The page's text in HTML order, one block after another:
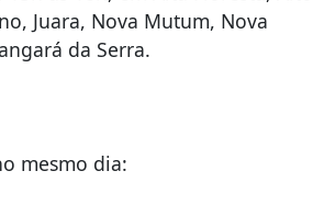
Juara, Nova Mutum, Nova
da Serra.
mesmo dia: